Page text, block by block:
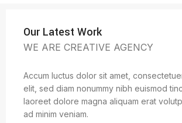
Our Latest Work
WE ARE CREATIVE AGENCY
Accum luctus dolor sit amet,
elit, sed diam nonummy nibh euismod
laoreet dolore magna aliquam erat
ad minim veniam.